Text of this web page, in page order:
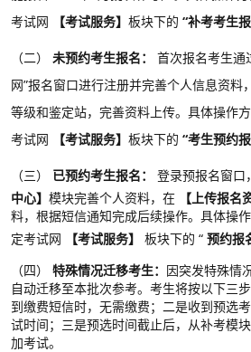
考试网
【考试服务】 板块下的 “补考考生
（二） 未预约考生报名： 首次报名考生通
网”报名窗口进行注册并完善个人信息资料
等级和鉴定站，完善资料上传。具体操作
考试网
【考试服务】 板块下的 “考生预约
（三） 已预约考生报名： 登录预报名窗口
中心】 模块完善个人资料，在 【上传报名
料，根据短信通知完成后续操作。具体操
定考试网
【考试服务】 板块下的 “ 预约报
（四） 特殊情况迁移考生： 因突发特殊情
自动迁移至本批次参考。考生将按以下三
到缴费短信时，无需缴费；二是收到预选
试时间；三是预选时间截止后，从补考模
加考试。